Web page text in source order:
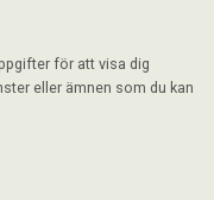
för att visa dig
eller ämnen som du kan